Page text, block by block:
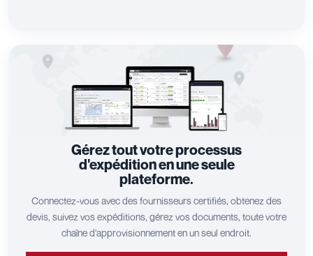
Gérez tout votre processus
d'expédition en une seule
plateforme.
Connectez-vous avec des fournisseurs certifiés, obtenez des
devis, suivez vos expéditions, gérez vos documents, toute votre
chaîne d'approvisionnement en un seul endroit.